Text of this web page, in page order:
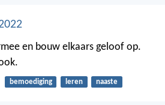
en bouw elkaars geloof op.
bemoediging leren naaste